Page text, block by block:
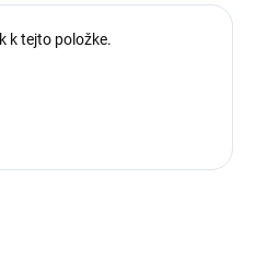
k tejto položke.